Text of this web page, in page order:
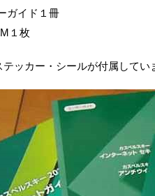
ガイド１冊
１枚
テッカー・シールが付属してい